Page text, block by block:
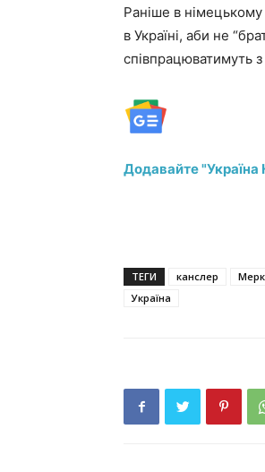
Раніше в німецькому
в Україні, аби не
співпрацюватимуть
Додавайте "Україна
ТЕГИ канслер
Україна